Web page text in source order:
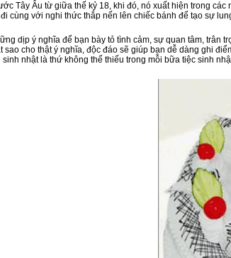
Tây Âu từ giữa thế kỷ 18, khi đó, nó xuất hiện trong
cùng với nghi thức thắp nến lên chiếc bánh để tạo sự
dịp ý nghĩa để bạn bày tỏ tình cảm, sự quan tâm,
sao cho thật ý nghĩa, độc đáo sẽ giúp bạn dễ dàng ghi
nhật là thứ không thể thiếu trong mỗi bữa tiệc sinh